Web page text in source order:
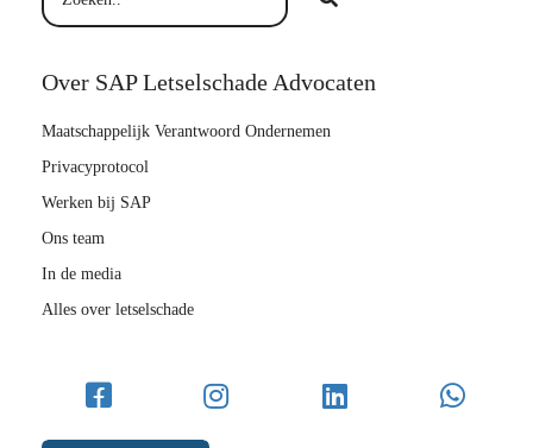
Over SAP Letselschade Advocaten
Maatschappelijk Verantwoord Ondernemen
Privacyprotocol
Werken bij SAP
Ons team
In de media
Alles over letselschade